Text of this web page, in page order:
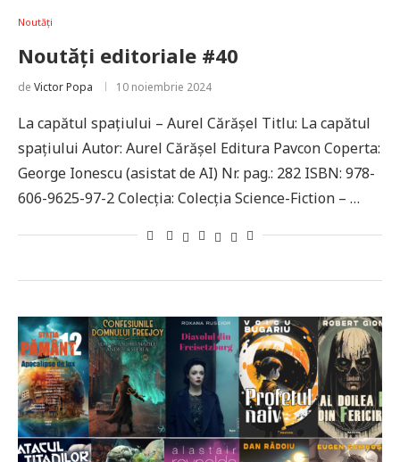
Noutăți
Noutăți editoriale #40
de Victor Popa 10 noiembrie 2024
La capătul spațiului – Aurel Cărășel Titlu: La capătul
spațiului Autor: Aurel Cărășel Editura Pavcon Coperta:
George Ionescu (asistat de AI) Nr. pag.: 282 ISBN: 978-
606-9625-97-2 Colecţia: Colecţia Science-Fiction – …